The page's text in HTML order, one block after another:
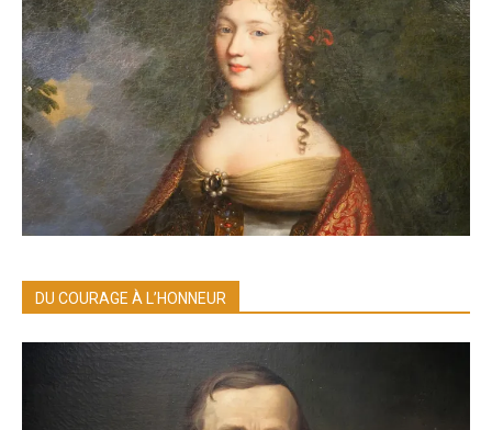
DU COURAGE À L’HONNEUR